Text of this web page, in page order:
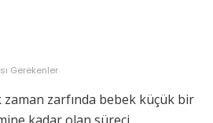
Gerekenler
zaman zarfında bebek küçük bir